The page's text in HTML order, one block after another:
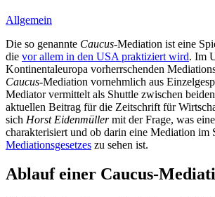
Allgemein
Die so genannte Caucus-Mediation ist eine
die vor allem in den USA praktiziert wird. Im
Kontinentaleuropa vorherrschenden
Caucus-Mediation vornehmlich aus
Mediator vermittelt als Shuttle zwischen
aktuellen Beitrag für die Zeitschrift für
sich Horst Eidenmüllermit der Frage, was
charakterisiert und ob darin eine Mediation im
Mediationsgesetzes zu sehen ist.
Ablauf einer Caucus-